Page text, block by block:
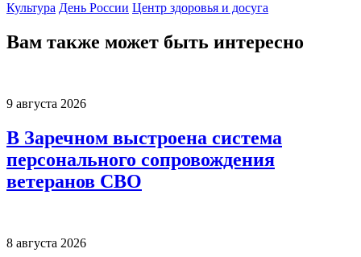
Культура День России Центр здоровья и досуга
Вам также может быть интересно
9 августа 2026
В Заречном выстроена система
персонального сопровождения
ветеранов СВО
8 августа 2026